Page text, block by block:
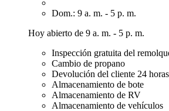
Dom.: 9 a. m. - 5 p. m.
Hoy abierto de 9 a. m. - 5 p. m.
Inspección gratuita del
Cambio de propano
Devolución del cliente 24 horas
Almacenamiento de bote
Almacenamiento de RV
Almacenamiento de vehículos